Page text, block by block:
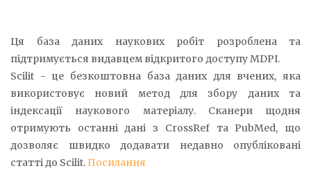
Ця база даних наукових робіт розроблена та
підтримується видавцем відкритого доступу MDPI.
Scilit - це безкоштовна база даних для вчених, яка
використовує новий метод для збору даних та
індексації наукового матеріалу. Сканери щодня
отримують останні дані з CrossRef та PubMed, що
дозволяє швидко додавати недавно опубліковані
статті до Scilit.Посилання